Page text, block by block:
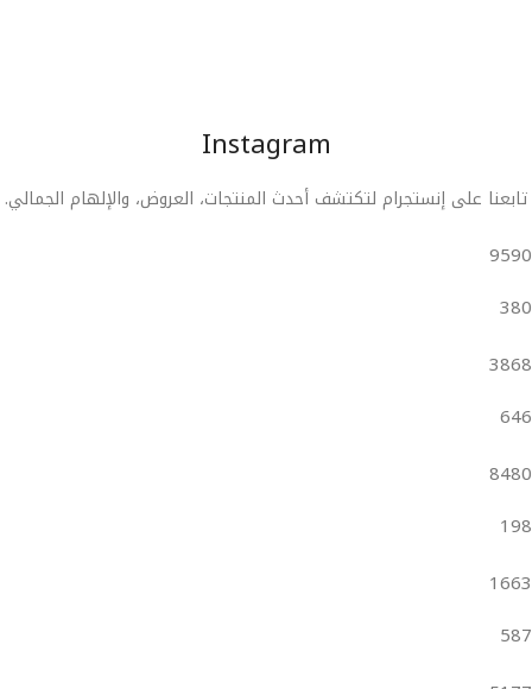
Instagram
تابعنا على إنستجرام لتكتشف أحدث المنتجات، العروض، والإلهام الجمالي.
9590
380
3868
646
8480
198
1663
587